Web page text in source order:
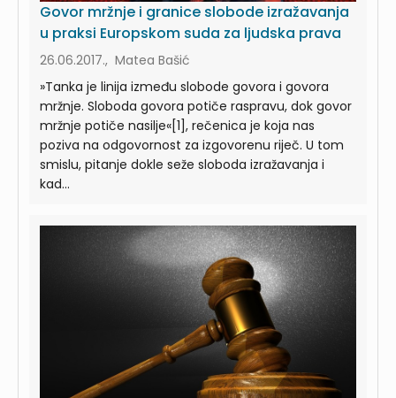
Govor mržnje i granice slobode izražavanja
u praksi Europskom suda za ljudska prava
26.06.2017., Matea Bašić
»Tanka je linija između slobode govora i govora
mržnje. Sloboda govora potiče raspravu, dok govor
mržnje potiče nasilje«[1], rečenica je koja nas
poziva na odgovornost za izgovorenu riječ. U tom
smislu, pitanje dokle seže sloboda izražavanja i
kad...